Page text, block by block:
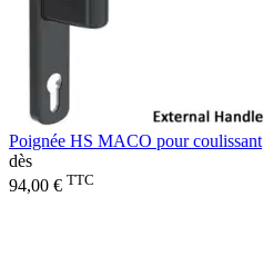
Poignée HS MACO pour coulissant
dès
94,00 € TTC